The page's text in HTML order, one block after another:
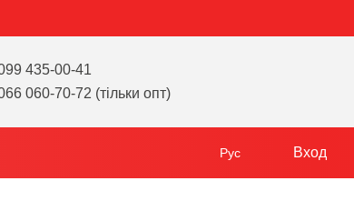
435-00-41
060-70-72 (тільки опт)
Рус Вход